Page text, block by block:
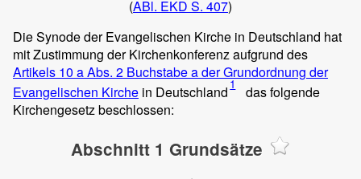
(ABl. EKD S. 407)
Die Synode der Evangelischen Kirche in Deutschland hat
mit Zustimmung der Kirchenkonferenz aufgrund des
Artikels 10 a Abs. 2 Buchstabe a der Grundordnung der
Evangelischen Kirche in Deutschland1
das folgende
Kirchengesetz beschlossen:
Abschnitt 1 Grundsätze